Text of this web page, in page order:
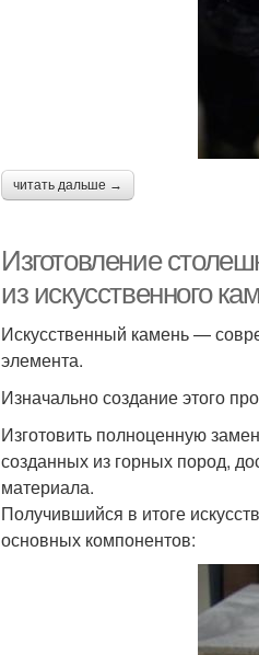
читать дальше →
Изготовление
из искусственного
Искусственный камень —
элемента.
Изначально создание этого
Изготовить полноценную
созданных из горных пород,
материала.
Получившийся в итоге
основных компонентов: